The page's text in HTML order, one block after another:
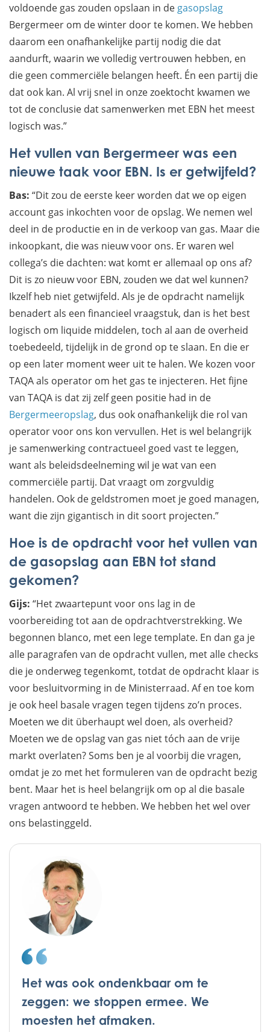
voldoende gas zouden opslaan in de gasopslag
Bergermeer om de winter door te komen. We hebben
daarom een onafhankelijke partij nodig die dat
aandurft, waarin we volledig vertrouwen hebben, en
die geen commerciële belangen heeft. Én een partij die
dat ook kan. Al vrij snel in onze zoektocht kwamen we
tot de conclusie dat samenwerken met EBN het meest
logisch was.”
Het vullen van Bergermeer was een
nieuwe taak voor EBN. Is er getwijfeld?
Bas: “Dit zou de eerste keer worden dat we op eigen
account gas inkochten voor de opslag. We nemen wel
deel in de productie en in de verkoop van gas. Maar die
inkoopkant, die was nieuw voor ons. Er waren wel
collega’s die dachten: wat komt er allemaal op ons af?
Dit is zo nieuw voor EBN, zouden we dat wel kunnen?
Ikzelf heb niet getwijfeld. Als je de opdracht namelijk
benadert als een financieel vraagstuk, dan is het best
logisch om liquide middelen, toch al aan de overheid
toebedeeld, tijdelijk in de grond op te slaan. En die er
op een later moment weer uit te halen. We kozen voor
TAQA als operator om het gas te injecteren. Het fijne
van TAQA is dat zij zelf geen positie had in de
Bergermeeropslag, dus ook onafhankelijk die rol van
operator voor ons kon vervullen. Het is wel belangrijk
je samenwerking contractueel goed vast te leggen,
want als beleidsdeelneming wil je wat van een
commerciële partij. Dat vraagt om zorgvuldig
handelen. Ook de geldstromen moet je goed managen,
want die zijn gigantisch in dit soort projecten.”
Hoe is de opdracht voor het vullen van
de gasopslag aan EBN tot stand
gekomen?
Gijs: “Het zwaartepunt voor ons lag in de
voorbereiding tot aan de opdrachtverstrekking. We
begonnen blanco, met een lege template. En dan ga je
alle paragrafen van de opdracht vullen, met alle checks
die je onderweg tegenkomt, totdat de opdracht klaar is
voor besluitvorming in de Ministerraad. Af en toe kom
je ook heel basale vragen tegen tijdens zo’n proces.
Moeten we dit überhaupt wel doen, als overheid?
Moeten we de opslag van gas niet tóch aan de vrije
markt overlaten? Soms ben je al voorbij die vragen,
omdat je zo met het formuleren van de opdracht bezig
bent. Maar het is heel belangrijk om op al die basale
vragen antwoord te hebben. We hebben het wel over
ons belastinggeld.
Het was ook ondenkbaar om te
zeggen: we stoppen ermee. We
moesten het afmaken.